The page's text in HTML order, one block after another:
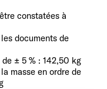
constatées à
documents de
± 5 % : 142,50 kg
masse en ordre de